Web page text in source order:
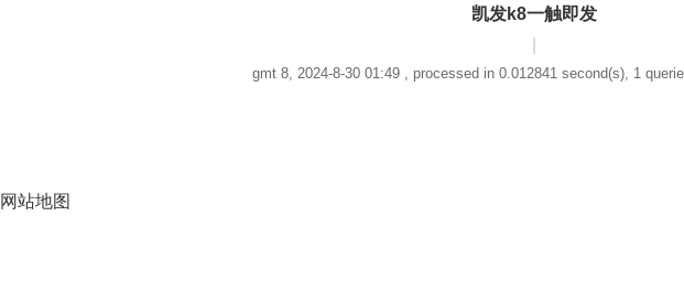
凯发k8一触即发
gmt 8, 2024-8-30 01:49 , processed in 0.012841 second(s), 1
网站地图